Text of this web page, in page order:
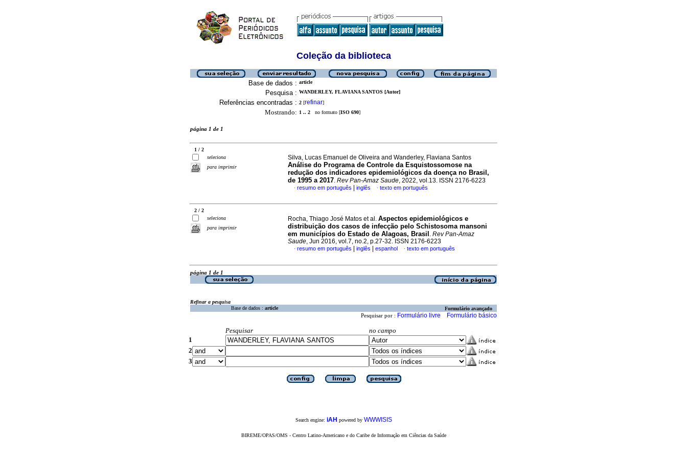
Coleção da biblioteca
Base de dados : article
Pesquisa : WANDERLEY, FLAVIANA SANTOS [Autor]
Referências encontradas : 2 [refinar]
Mostrando: 1 .. 2 no formato [ISO 690]
página 1 de 1
1 / 2
seleciona
para imprimir
Silva, Lucas Emanuel de Oliveira and Wanderley, Flaviana Santos
Análise do Programa de Controle da Esquistossomose na
redução dos indicadores epidemiológicos da doença no Brasil,
de 1995 a 2017. Rev Pan-Amaz Saude, 2022, vol.13. ISSN 2176-6223
· resumo em português inglês · texto em português
2 / 2
seleciona
para imprimir
Rocha, Thiago José Matos et al. Aspectos epidemiológicos e
distribuição dos casos de infecção pelo Schistosoma mansoni
em municípios do Estado de Alagoas, Brasil . Rev Pan-Amaz
Saude, Jun 2016, vol.7, no.2, p.27-32. ISSN 2176-6223
· resumo em português inglês espanhol · texto em português
página 1 de 1
Refinar a pesquisa
Base de dados : article Formulário avançado
Pesquisar por : Formulário livre Formulário básico
Pesquisar
no campo
1
2
3
Search engine: iAH powered by WWWISIS
BIREME/OPAS/OMS - Centro Latino-Americano e do Caribe de Informação em Ciências da Saúde